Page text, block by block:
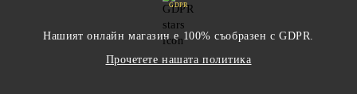
GDPR
Нашият онлайн магазин е 100% съобразен с GDPR.
Прочетете нашата политика